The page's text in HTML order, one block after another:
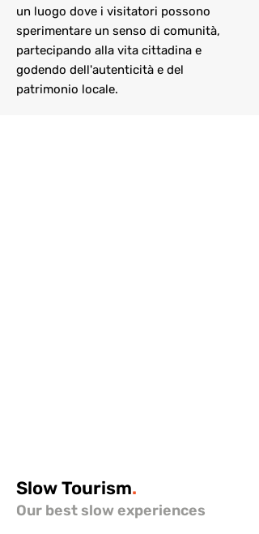
un luogo dove i visitatori possono
sperimentare un senso di comunità,
partecipando alla vita cittadina e
godendo dell'autenticità e del
patrimonio locale.
SlowTourism.
Our best slow experiences